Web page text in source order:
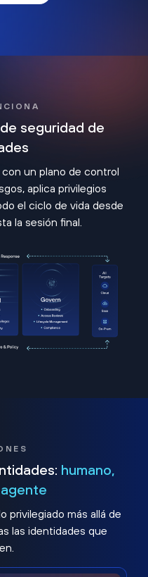
de seguridad de
un plano de control
aplica privilegios
el ciclo de vida desde
la sesión final.
humano,
agente
privilegiado más allá de
las identidades que